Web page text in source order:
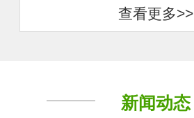
查看更多>>
新闻动态